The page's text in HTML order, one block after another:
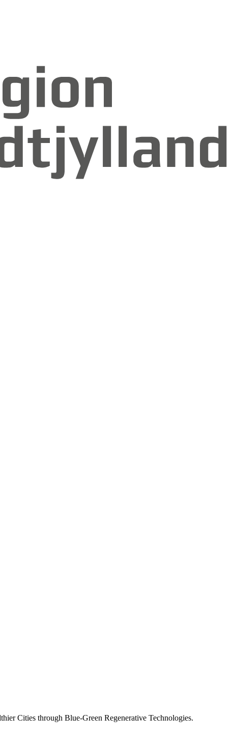
Cities through Blue-Green Regenerative Technologies.